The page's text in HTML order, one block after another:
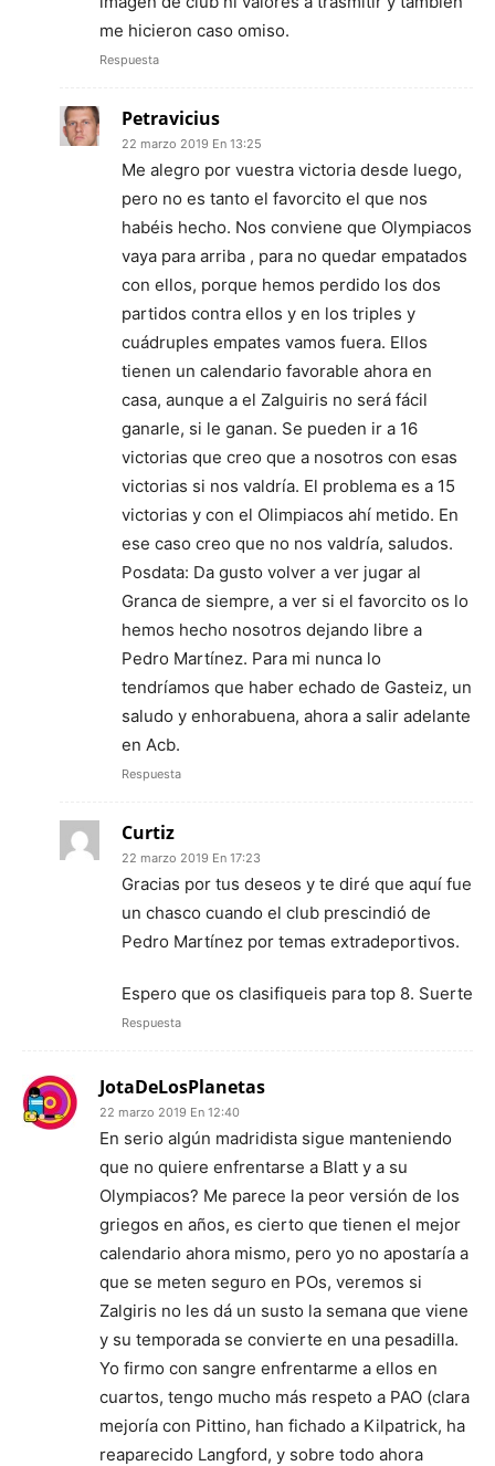
me hicieron caso omiso.
Respuesta
Petravicius
22 marzo 2019 En 13:25
Me alegro por vuestra victoria desde luego,
pero no es tanto el favorcito el que nos
habéis hecho. Nos conviene que Olympiacos
vaya para arriba , para no quedar empatados
con ellos, porque hemos perdido los dos
partidos contra ellos y en los triples y
cuádruples empates vamos fuera. Ellos
tienen un calendario favorable ahora en
casa, aunque a el Zalguiris no será fácil
ganarle, si le ganan. Se pueden ir a 16
victorias que creo que a nosotros con esas
victorias si nos valdría. El problema es a 15
victorias y con el Olimpiacos ahí metido. En
ese caso creo que no nos valdría, saludos.
Posdata: Da gusto volver a ver jugar al
Granca de siempre, a ver si el favorcito os lo
hemos hecho nosotros dejando libre a
Pedro Martínez. Para mi nunca lo
tendríamos que haber echado de Gasteiz, un
saludo y enhorabuena, ahora a salir adelante
en Acb.
Respuesta
Curtiz
22 marzo 2019 En 17:23
Gracias por tus deseos y te diré que aquí fue
un chasco cuando el club prescindió de
Pedro Martínez por temas extradeportivos.
Espero que os clasifiqueis para top 8. Suerte
Respuesta
JotaDeLosPlanetas
22 marzo 2019 En 12:40
En serio algún madridista sigue manteniendo
que no quiere enfrentarse a Blatt y a su
Olympiacos? Me parece la peor versión de los
griegos en años, es cierto que tienen el mejor
calendario ahora mismo, pero yo no apostaría a
que se meten seguro en POs, veremos si
Zalgiris no les dá un susto la semana que viene
y su temporada se convierte en una pesadilla.
Yo firmo con sangre enfrentarme a ellos en
cuartos, tengo mucho más respeto a PAO (clara
mejoría con Pittino, han fichado a Kilpatrick, ha
reaparecido Langford, y sobre todo ahora